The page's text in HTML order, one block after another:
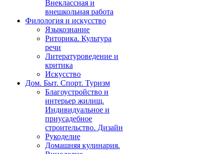
Внеклассная и
внешкольная работа
Филология и искусство
Языкознание
Риторика. Культура
речи
Литературоведение и
критика
Искусство
Дом. Быт. Спорт. Туризм
Благоустройство и
интерьер жилищ.
Индивидуальное и
приусадебное
строительство. Дизайн
Рукоделие
Домашняя кулинария.